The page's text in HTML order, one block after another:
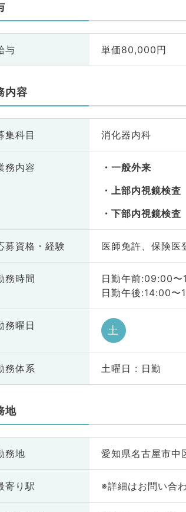
与 単価80,000円
内容
集科目 消化器内科
務内容
一般外来
上部内視鏡検査
下部内視鏡検査
募資格・ 経験 医師免許、保険医
務時間
日勤午前:09:00〜
日勤午後:14:00〜
務曜日 土
務体系 土曜日 : 日勤
地
務地 愛知県名古屋市中
寄り駅 ※詳細はお問い合